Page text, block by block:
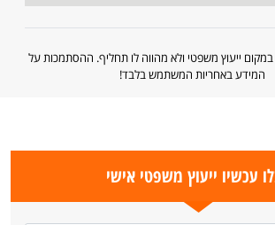
ייעוץ משפטי ולא מהווה לו תחליף. ההסתמכות על
המידע באחריות המשתמש בלבד!
עכשיו ייעוץ משפטי אישי